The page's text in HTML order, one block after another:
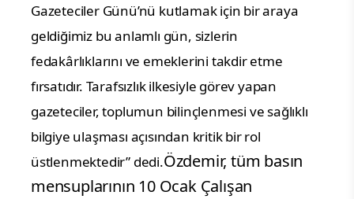
Gazeteciler Günü’nü kutlamak için bir araya
geldiğimiz bu anlamlı gün, sizlerin
fedakârlıklarını ve emeklerini takdir etme
fırsatıdır. Tarafsızlık ilkesiyle görev yapan
gazeteciler, toplumun bilinçlenmesi ve sağlıklı
bilgiye ulaşması açısından kritik bir rol
üstlenmektedir” dedi.Özdemir, tüm basın
mensuplarının 10 Ocak Çalışan